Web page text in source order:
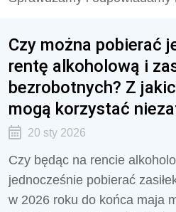
Czy można pobierać
rentę alkoholową i
bezrobotnych? Z
mogą korzystać
20 sty 2026
Czy będąc na rencie
jednocześnie pobierać
w 2026 roku do końca maja